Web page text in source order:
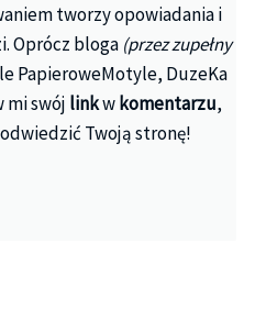
tworzy opowiadania i
Oprócz bloga (przez zupełny
PapieroweMotyle, DuzeKa
mi swój linkwkomentarzu,
Twoją stronę!